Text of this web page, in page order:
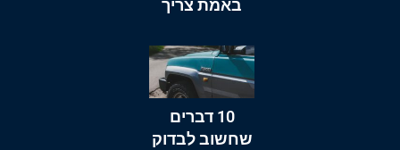
באמת צריך
10 דברים
שחשוב לבדוק